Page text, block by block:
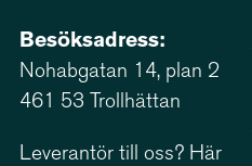
Besöksadress:
Nohabgatan 14, plan 2
461 53 Trollhättan
Leverantör till oss? Här